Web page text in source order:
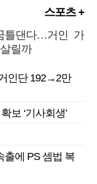
스포츠 +
틀댄다…거인 가
릴까
인단 192→2만
보 ‘기사회생’
에 PS 셈법 복